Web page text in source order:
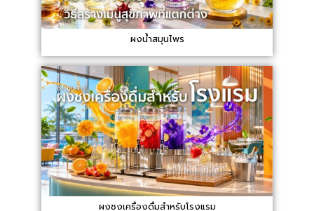
ผงน้ำสมุนไพร
ผงชงเครื่องดื่มสำหรับโรงแรม